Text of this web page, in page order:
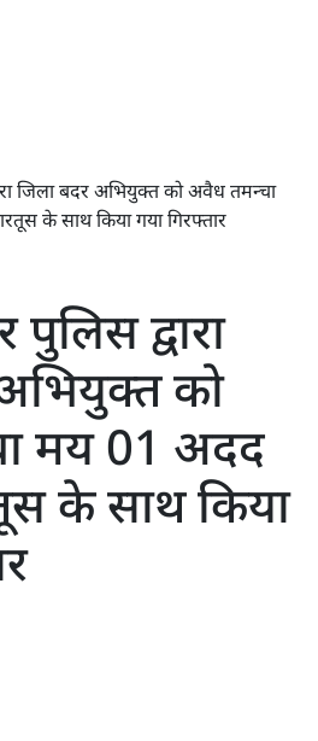
जिला बदर अभियुक्त को अवैध तमन्चा
के साथ किया गया गिरफ्तार
पुलिस द्वारा
को
मय 01 अदद
के साथ किया